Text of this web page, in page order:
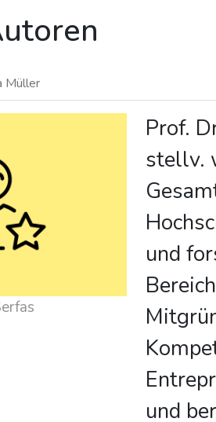
Müller
Prof.
stellv.
und
und